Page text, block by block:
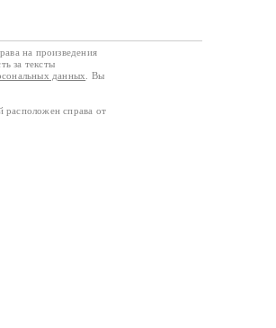
на произведения
за тексты
данных
. Вы
расположен справа от